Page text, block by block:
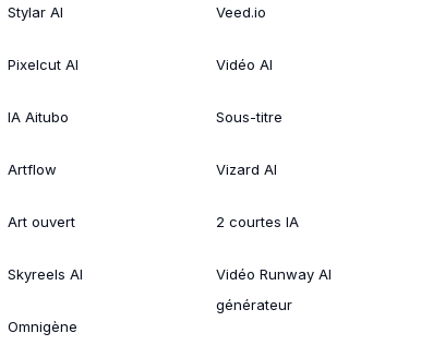
Stylar AI
Pixelcut AI
IA Aitubo
Artflow
Art ouvert
Skyreels AI
Omnigène
Veed.io
Vidéo AI
Sous-titre
Vizard AI
2 courtes IA
Vidéo Runway AI
générateur